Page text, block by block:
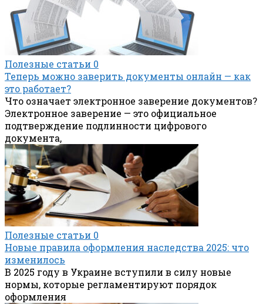
Полезные статьи 0
Теперь можно заверить документы онлайн — как
это работает?
Что означает электронное заверение документов?
Электронное заверение — это официальное
подтверждение подлинности цифрового
документа,
Полезные статьи 0
Новые правила оформления наследства 2025: что
изменилось
В 2025 году в Украине вступили в силу новые
нормы, которые регламентируют порядок
оформления